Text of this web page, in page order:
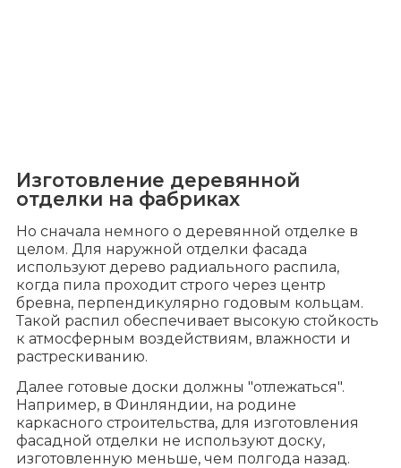
Изготовление деревянной
отделки на фабриках
Но сначала немного о деревянной отделке в
целом. Для наружной отделки фасада
используют дерево радиального распила,
когда пила проходит строго через центр
бревна, перпендикулярно годовым кольцам.
Такой распил обеспечивает высокую стойкость
к атмосферным воздействиям, влажности и
растрескиванию.
Далее готовые доски должны "отлежаться".
Например, в Финляндии, на родине
каркасного строительства, для изготовления
фасадной отделки не используют доску,
изготовленную меньше, чем полгода назад.